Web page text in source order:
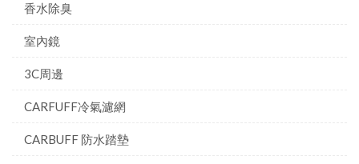
香水除臭
室內鏡
3C周邊
CARFUFF冷氣濾網
CARBUFF 防水踏墊